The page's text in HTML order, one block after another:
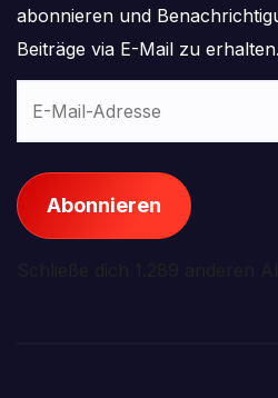
abonnieren und
Beiträge via E-Mail zu erhalten.
Abonnieren